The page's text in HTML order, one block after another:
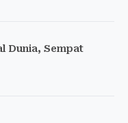
Dunia, Sempat